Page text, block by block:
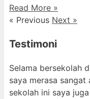
Read More »
« Previous Next »
Testimoni
Selama bersekolah
saya merasa sangat
sekolah ini saya